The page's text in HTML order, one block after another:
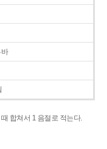
바
합쳐서 1 음절로 적는다.